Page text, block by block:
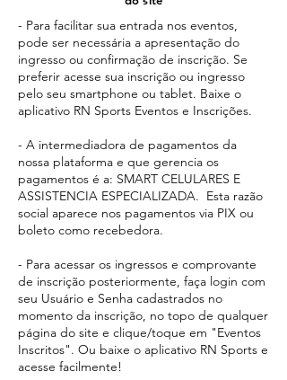
- Para facilitar sua entrada nos eventos,
pode ser necessária a apresentação do
ingresso ou confirmação de inscrição. Se
preferir acesse sua inscrição ou ingresso
pelo seu smartphone ou tablet. Baixe o
aplicativo RN Sports Eventos e Inscrições.
- A intermediadora de pagamentos da
nossa plataforma e que gerencia os
pagamentos é a: SMART CELULARES E
ASSISTENCIA ESPECIALIZADA. Esta razão
social aparece nos pagamentos via PIX ou
boleto como recebedora.​
- Para acessar os ingressos e comprovante
de inscrição posteriormente, faça login com
seu Usuário e Senha cadastrados no
momento da inscrição, no topo de qualquer
página do site e clique/toque em "Eventos
Inscritos". Ou baixe o aplicativo RN Sports e
acesse facilmente!